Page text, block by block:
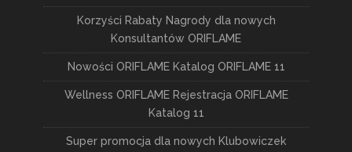
Korzyści Rabaty Nagrody dla nowych
Konsultantów ORIFLAME
Nowości ORIFLAME Katalog ORIFLAME 11
Wellness ORIFLAME Rejestracja ORIFLAME
Katalog 11
Super promocja dla nowych Klubowiczek